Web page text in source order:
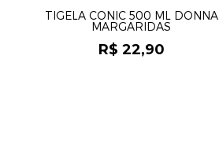
TIGELA CONIC 500 ML DONNA
MARGARIDAS
R$ 22,90